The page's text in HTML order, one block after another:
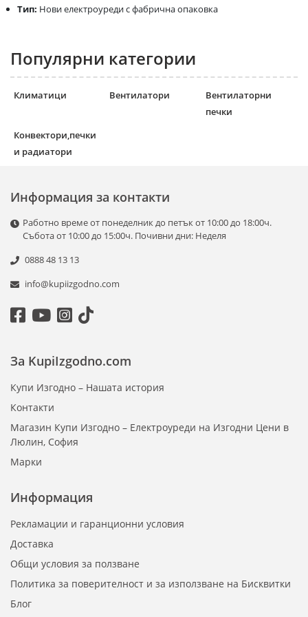
Тип: Нови електроуреди с фабрична опаковка
Популярни категории
Климатици Вентилатори
Вентилаторни
печки
Конвектори,печки
и радиатори
Информация за контакти
Работно време от понеделник до петък от 10:00 до 18:00ч.
Събота от 10:00 до 15:00ч. Почивни дни: Неделя
0888 48 13 13
info@kupiizgodno.com
Информация
Рекламации и гаранционни условия
Доставка
Общи условия за ползване
Политика за поверителност и за използване на Бисквитки
Блог
За KupiIzgodno.com
Купи Изгодно – Нашата история
Контакти
Магазин Купи Изгодно – Електроуреди на Изгодни Цени в
Люлин, София
Марки